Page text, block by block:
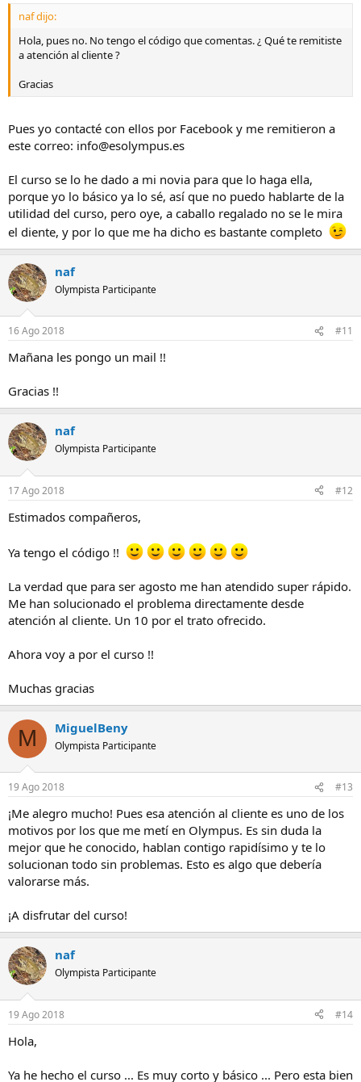
naf dijo:
Hola, pues no. No tengo el código que comentas. ¿ Qué te remitiste
a atención al cliente ?
Gracias
Pues yo contacté con ellos por Facebook y me remitieron a
este correo: info@esolympus.es
El curso se lo he dado a mi novia para que lo haga ella,
porque yo lo básico ya lo sé, así que no puedo hablarte de la
utilidad del curso, pero oye, a caballo regalado no se le mira
el diente, y por lo que me ha dicho es bastante completo
naf
Olympista Participante
16 Ago 2018 #11
Mañana les pongo un mail !!
Gracias !!
naf
Olympista Participante
17 Ago 2018 #12
Estimados compañeros,
Ya tengo el código !!
La verdad que para ser agosto me han atendido super rápido.
Me han solucionado el problema directamente desde
atención al cliente. Un 10 por el trato ofrecido.
Ahora voy a por el curso !!
Muchas gracias
M MiguelBeny
Olympista Participante
19 Ago 2018 #13
¡Me alegro mucho! Pues esa atención al cliente es uno de los
motivos por los que me metí en Olympus. Es sin duda la
mejor que he conocido, hablan contigo rapidísimo y te lo
solucionan todo sin problemas. Esto es algo que debería
valorarse más.
¡A disfrutar del curso!
naf
Olympista Participante
19 Ago 2018 #14
Hola,
Ya he hecho el curso ... Es muy corto y básico ... Pero esta bien